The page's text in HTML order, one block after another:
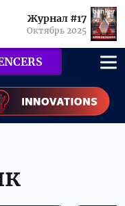
Журнал #17
Октябрь 2025